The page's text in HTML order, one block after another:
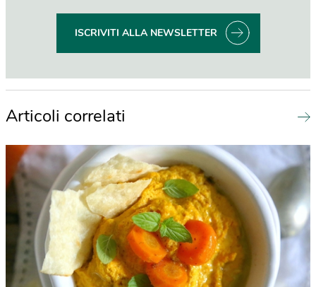
ISCRIVITI ALLA NEWSLETTER
Articoli correlati